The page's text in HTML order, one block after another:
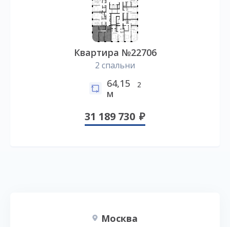
Квартира №22706
2 спальни
64,15
м
2
31 189 730
Москва